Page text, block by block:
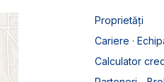
Proprietăți
Cariere ·
Calculator